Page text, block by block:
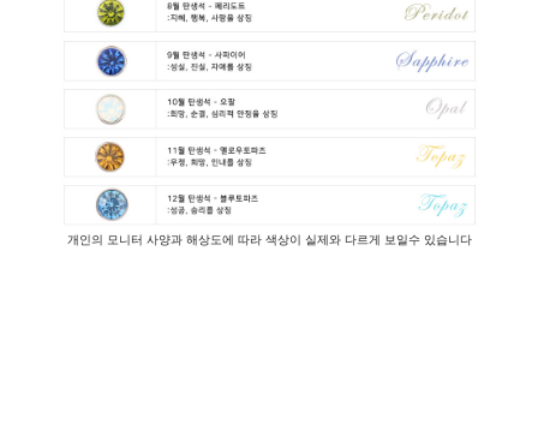
개인의 모니터 사양과 해상도에 따라 색상이 실제와 다르게 보일수 있습니다